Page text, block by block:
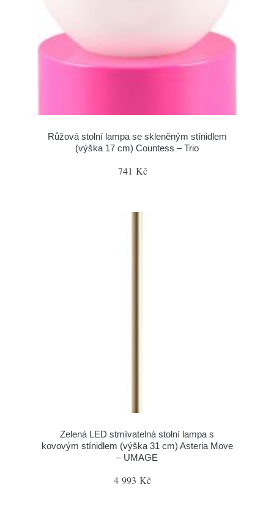
Růžová stolní lampa se skleněným stínidlem
(výška 17 cm) Countess – Trio
741 Kč
Zelená LED stmívatelná stolní lampa s
kovovým stínidlem (výška 31 cm) Asteria Move
– UMAGE
4 993 Kč